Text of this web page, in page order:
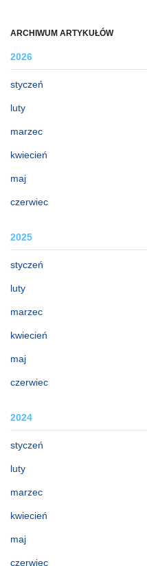
ARCHIWUM ARTYKUŁÓW
2026
styczeń
luty
marzec
kwiecień
maj
czerwiec
2025
styczeń
luty
marzec
kwiecień
maj
czerwiec
2024
styczeń
luty
marzec
kwiecień
maj
czerwiec